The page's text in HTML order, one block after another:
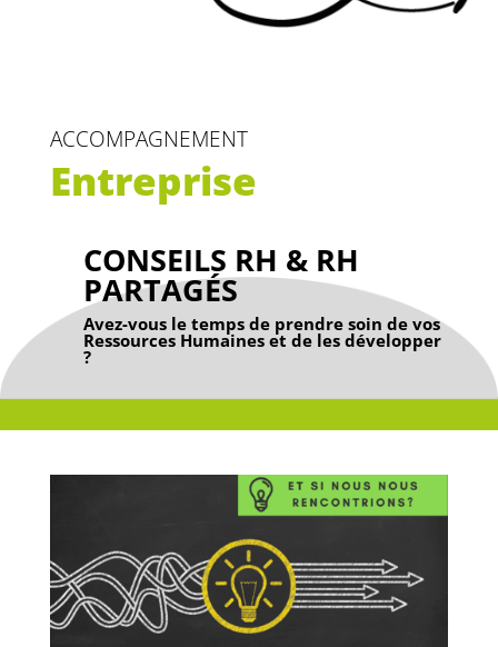
ACCOMPAGNEMENT
Entreprise
CONSEILS RH & RH
PARTAGÉS
Avez-vous le temps de prendre soin de vos
Ressources Humaines et de les développer
?